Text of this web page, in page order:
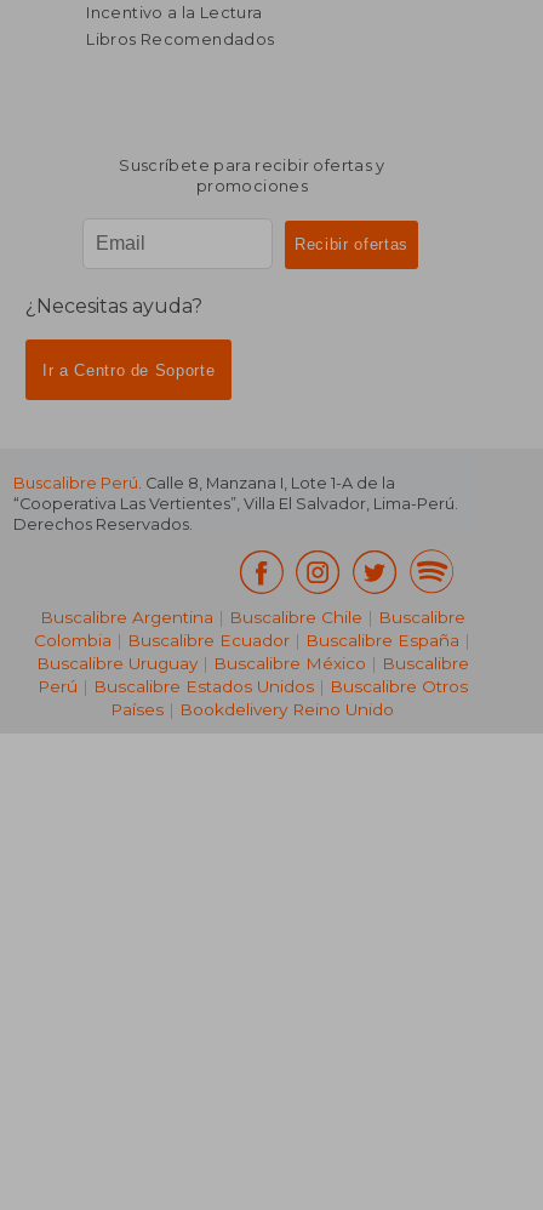
Incentivo a la Lectura
Libros Recomendados
Suscríbete para recibir ofertas y
promociones
¿Necesitas ayuda?
Ir a Centro de Soporte
Buscalibre Perú. Calle 8, Manzana I, Lote 1-A de la
“Cooperativa Las Vertientes”, Villa El Salvador, Lima-Perú.
Derechos Reservados.
Buscalibre Argentina | Buscalibre Chile | Buscalibre
Colombia | Buscalibre Ecuador | Buscalibre España |
Buscalibre Uruguay| Buscalibre México | Buscalibre
Perú | Buscalibre Estados Unidos| Buscalibre Otros
Países | Bookdelivery Reino Unido